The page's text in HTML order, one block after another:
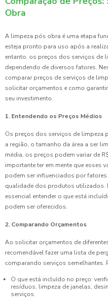
Obra
A limpeza pós obra é uma etapa
esteja pronto para uso após a
entanto, os preços dos serviços de
dependendo de diversos fatores.
comparar preços de serviços de
solicitar orçamentos e como
seu investimento.
1. Entendendo os Preços Médios
Os preços dos serviços de limpeza
a região, o tamanho da área a ser
média, os preços podem variar de
importante ter em mente que esses
podem ser influenciados por fatores
qualidade dos produtos utilizados.
essencial entender o que está
podem ser oferecidos.
2. Comparando Orçamentos
Ao solicitar orçamentos de
recomendável fazer uma lista de
comparando serviços semelhantes.
O que está incluído no preço:
resíduos, limpeza de janelas,
serviços.